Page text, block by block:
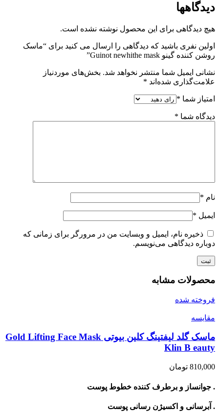
دیدگاهها
هیچ دیدگاهی برای این محصول نوشته نشده است.
اولین نفری باشید که دیدگاهی را ارسال می کنید برای “ماسک
روشن کننده گینو Guinot newhithe mask”
نشانی ایمیل شما منتشر نخواهد شد. بخش‌های موردنیاز
علامت‌گذاری شده‌اند *
امتیاز شما *
دیدگاه شما *
نام *
ایمیل *
ذخیره نام، ایمیل و وبسایت من در مرورگر برای زمانی که
دوباره دیدگاهی می‌نویسم.
محصولات مشابه
فروخته شده
مقايسه
ماسک گلد لیفتینگ کلین بیوتی Gold Lifting Face Mask
Klin B eauty
810,000 تومان
. جوانساز و برطرف کننده خطوط پوست
. آبرسانی و اکسیژن رسانی پوست